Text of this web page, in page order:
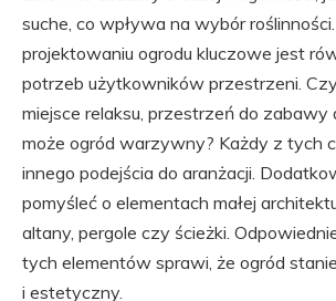
suche, co wpływa na wybór
projektowaniu ogrodu kluczowe jest
potrzeb użytkowników przestrzeni.
miejsce relaksu, przestrzeń do zabawy
może ogród warzywny? Każdy z tych
innego podejścia do aranżacji.
pomyśleć o elementach małej
altany, pergole czy ścieżki.
tych elementów sprawi, że ogród
i estetyczny.